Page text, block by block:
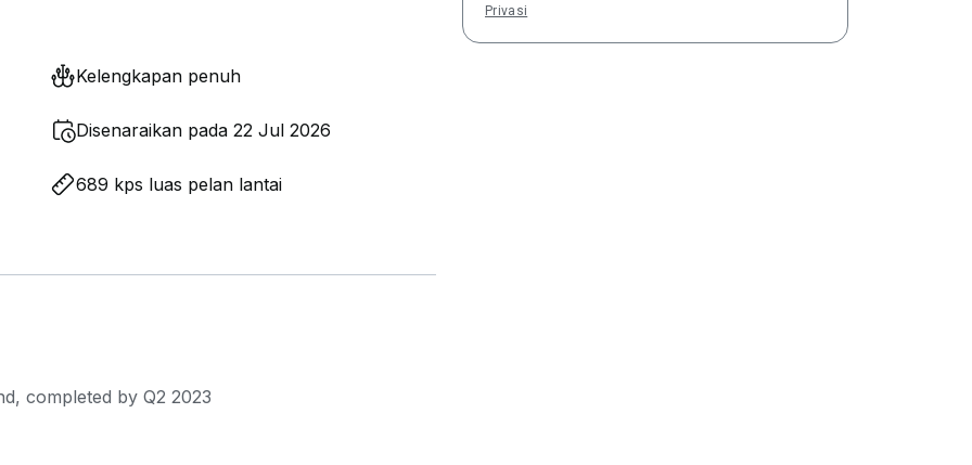
Kelengkapan penuh
Disenaraikan pada 22 Jul 2026
689 kps luas pelan lantai
completed by Q2 2023
Privasi